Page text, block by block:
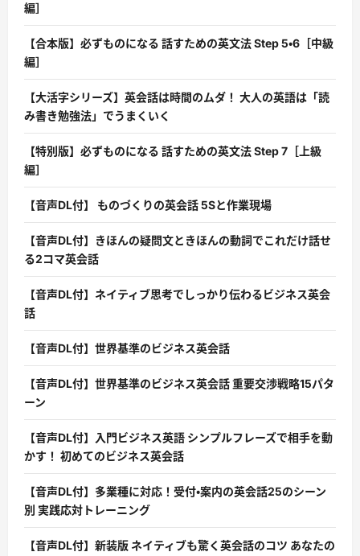
編］
【合本版】必ずものになる 話すための英文法 Step 5・6［中級
編］
【大活字シリーズ】英会話は時間のムダ！ 大人の英語は「読
み書き勉強法」でうまくいく
【特別版】必ずものになる 話すための英文法 Step 7［上級
編］
【音声DL付】 ものづくりの英会話 5Sと作業現場
【音声DL付】きほんの疑問文ときほんの動詞でこれだけ話せ
る2コマ英会話
【音声DL付】ネイティブ思考でしっかり伝わるビジネス英会
話
【音声DL付】世界基準のビジネス英会話
【音声DL付】世界基準のビジネス英会話 重要交渉戦略15パタ
ーン
【音声DL付】入門ビジネス英語 シンプルフレーズで相手を動
かす！ 初めてのビジネス英会話
【音声DL付】多業種に対応！受付・案内の英会話25のシーン
別 実践応対トレーニング
【音声DL付】新装版 ネイティブも驚く英会話のコツ あなたの